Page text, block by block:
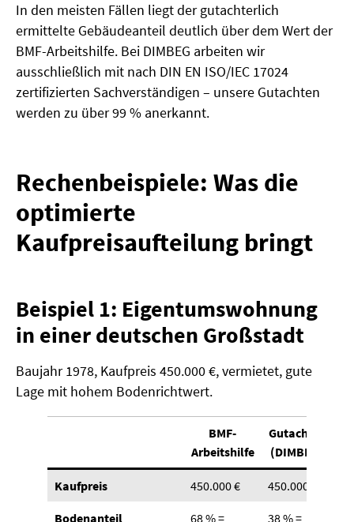
In den meisten Fällen liegt der gutachterlich
ermittelte Gebäudeanteil deutlich über dem Wert der
BMF-Arbeitshilfe. Bei DIMBEG arbeiten wir
ausschließlich mit nach DIN EN ISO/IEC 17024
zertifizierten Sachverständigen – unsere Gutachten
werden zu über 99 % anerkannt.
Rechenbeispiele: Was die
optimierte
Kaufpreisaufteilung bringt
Beispiel 1: Eigentumswohnung
in einer deutschen Großstadt
Baujahr 1978, Kaufpreis 450.000 €, vermietet, gute
Lage mit hohem Bodenrichtwert.
BMF-
Arbeitshilfe
Gutachten
(DIMBEG)
Kaufpreis 450.000 € 450.000 €
Bodenanteil 68 % = 38 % =